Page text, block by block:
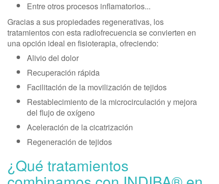
Entre otros procesos inflamatorios...
Gracias a sus propiedades regenerativas, los
tratamientos con esta radiofrecuencia se convierten en
una opción ideal en fisioterapia, ofreciendo:
Alivio del dolor
Recuperación rápida
Facilitación de la movilización de tejidos
Restablecimiento de la microcirculación y mejora
del flujo de oxígeno
Aceleración de la cicatrización
Regeneración de tejidos
¿Qué tratamientos